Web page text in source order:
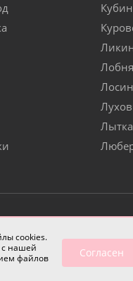
Лобня
ИНН 331405822720 |
cookies.
с нашей
файлов
Согласен